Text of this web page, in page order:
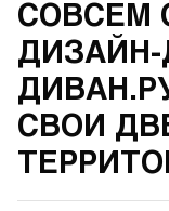
СОВСЕМ
ДИЗАЙН-
СВОИ